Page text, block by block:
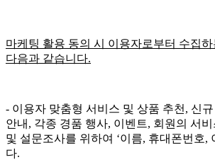
마케팅 활용 동의 시 이용자로부터 수집
다음과 같습니다.
- 이용자 맞춤형 서비스 및 상품 추천, 신
안내, 각종 경품 행사, 이벤트, 회원의 서
및 설문조사를 위하여 ‘이름, 휴대폰번호,
다.